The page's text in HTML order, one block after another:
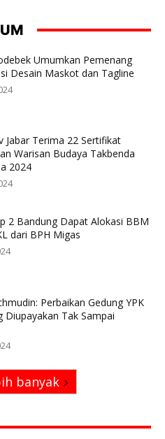
Umumkan Pemenang
Desain Maskot dan Tagline
Jabar Terima 22 Sertifikat
Warisan Budaya Takbenda
2024
2 Bandung Dapat Alokasi BBM
dari BPH Migas
Perbaikan Gedung YPK
Diupayakan Tak Sampai
banyak